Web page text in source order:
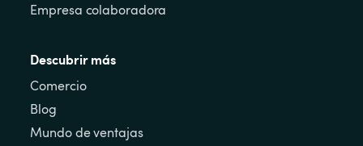
Empresa colaboradora
Descubrir más
Comercio
Blog
Mundo de ventajas